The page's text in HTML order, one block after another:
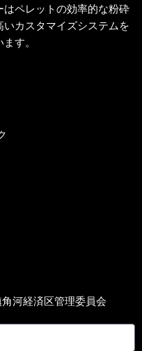
ペレットの効率的な粉砕
カスタマイズシステムを
す。
河経済区管理委員会